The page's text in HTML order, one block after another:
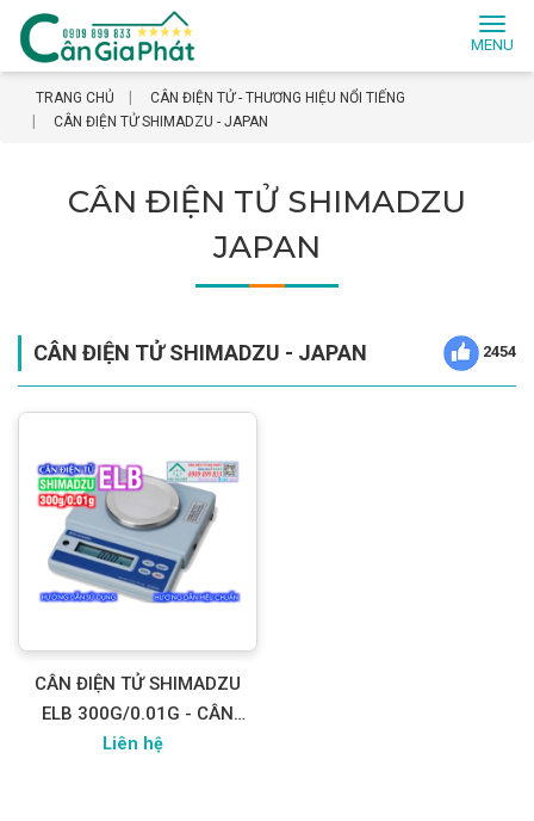
TRANG CHỦ
CÂN ĐIỆN TỬ - THƯƠNG HIỆU NỔI TIẾNG
CÂN ĐIỆN TỬ SHIMADZU - JAPAN
CÂN ĐIỆN TỬ SHIMADZU
JAPAN
CÂN ĐIỆN TỬ SHIMADZU - JAPAN 2454
CÂN ĐIỆN TỬ SHIMADZU
ELB 300G/0.01G - CÂN
MỦ CAO SU - CÂN VẢI &
Liên hệ